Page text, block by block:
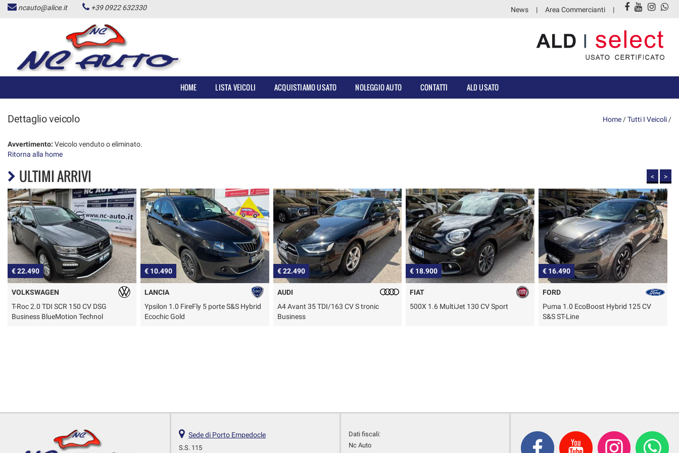
HOME
ACQUISTIAMO USATO
NEWS
AREA COMMERCIANTI
ncauto@alice.it +39 0922 632330 News Area Commercianti
HOME LISTA VEICOLI ACQUISTIAMO USATO NOLEGGIO AUTO CONTATTI ALD USATO
Dettaglio veicolo Home /Tutti I Veicoli /
Avvertimento: Veicolo venduto o eliminato.
Ritorna alla home
ULTIMI ARRIVI < >
€ 22.490
VOLKSWAGEN
T-Roc 2.0 TDI SCR 150 CV DSG
Business BlueMotion Technol
€ 10.490
LANCIA
Ypsilon 1.0 FireFly 5 porte S&S Hybrid
Ecochic Gold
€ 22.490
AUDI
A4 Avant 35 TDI/163 CV S tronic
Business
€ 18.900
FIAT
500X 1.6 MultiJet 130 CV Sport
€ 16.490
FORD
Puma 1.0 EcoBoost Hybrid 125 CV
S&S ST-Line
Sede di Porto Empedocle
S.S. 115
Dati fiscali:
Nc Auto